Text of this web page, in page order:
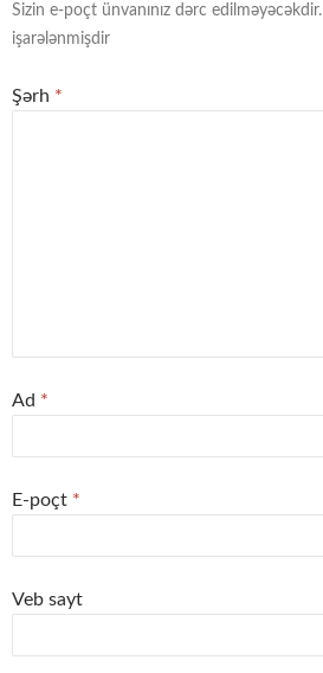
Sizin e-poçt ünvanınız dərc edilməyəcəkdir.
işarələnmişdir
Şərh *
Ad *
E-poçt *
Veb sayt